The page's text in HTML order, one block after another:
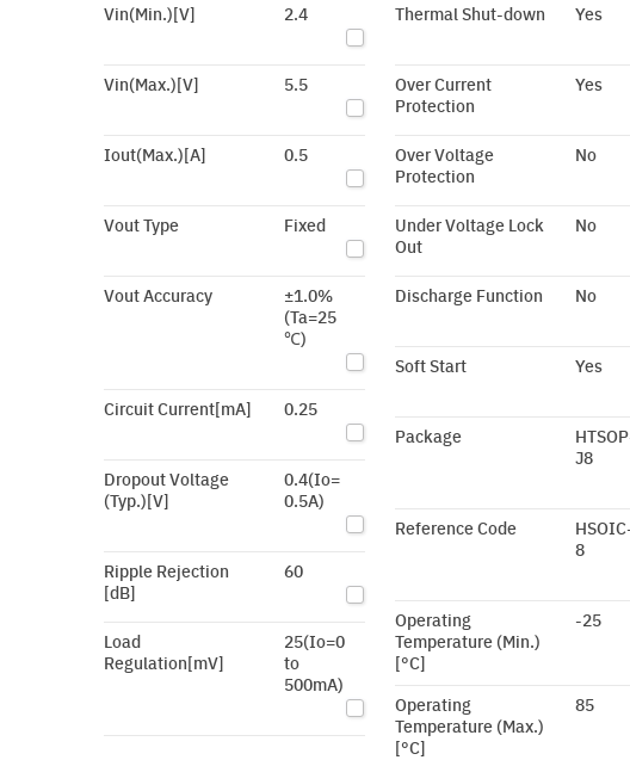
Vin(Min.)[V] 2.4
Vin(Max.)[V] 5.5
Iout(Max.)[A] 0.5
Vout Type Fixed
Vout Accuracy
±1.0%
(Ta=25
℃)
Circuit Current[mA] 0.25
Dropout Voltage
(Typ.)[V]
0.4(Io=
0.5A)
Ripple Rejection
[dB]
60
Load
Regulation[mV]
25(Io=0
to
500mA)
Thermal Shut-down Yes
Over Current
Protection
Yes
Over Voltage
Protection
No
Under Voltage Lock
Out
No
Discharge Function No
Soft Start Yes
Package
J8
Reference Code
8
Operating
Temperature (Min.)
[°C]
-25
Operating
Temperature (Max.)
[°C]
85